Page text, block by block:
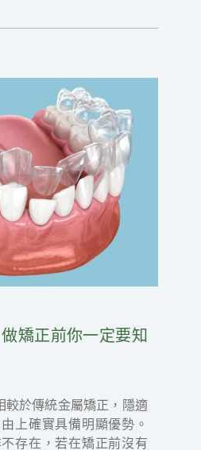
矯正前你一定要知
較於傳統金屬矯正，隱適
上確實具備明顯優勢。
存在，若在矯正前沒有